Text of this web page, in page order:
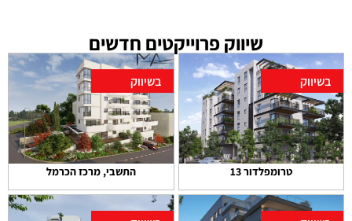
שיווק פרוייקטים חדשים
בשיווק
טרומפלדור 13
בשיווק
התשבי, מרכז הכרמל